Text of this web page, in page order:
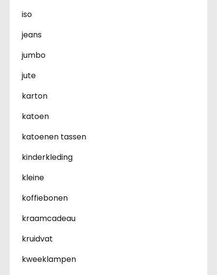
iso
jeans
jumbo
jute
karton
katoen
katoenen tassen
kinderkleding
kleine
koffiebonen
kraamcadeau
kruidvat
kweeklampen